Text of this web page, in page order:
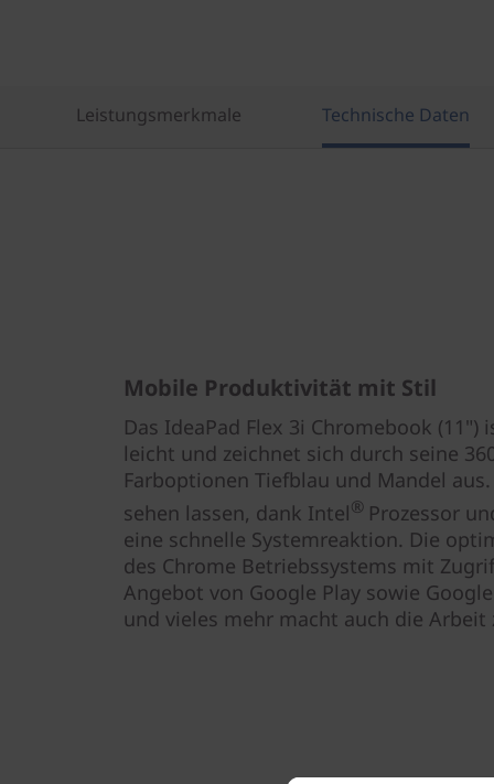
Leistungsmerkmale Technische Daten
Mobile Produktivität mit Stil
Das IdeaPad Flex 3i Chromebook
leicht und zeichnet sich durch seine
Farboptionen Tiefblau und Mandel
sehen lassen, dank Intel® Prozessor
eine schnelle Systemreaktion. Die
des Chrome Betriebssystems mit
Angebot von Google Play sowie
und vieles mehr macht auch die Arbeit